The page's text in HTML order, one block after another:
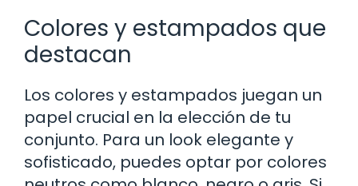
Colores y estampados que
destacan
Los colores y estampados juegan un
papel crucial en la elección de tu
conjunto. Para un look elegante y
sofisticado, puedes optar por colores